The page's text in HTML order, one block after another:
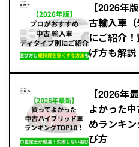
【2026年
古輸入車
にご紹介
げ方も解説
【2026年
よかった
めランキ
び方